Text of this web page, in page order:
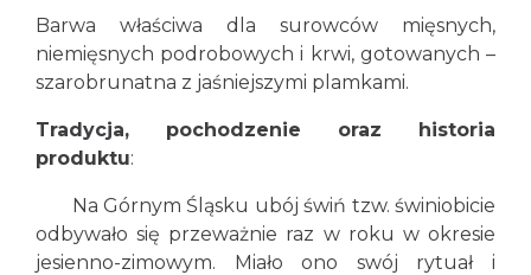
Barwa właściwa dla surowców mięsnych,
niemięsnych podrobowych i krwi, gotowanych –
szarobrunatna z jaśniejszymi plamkami.
Tradycja, pochodzenie oraz historia
produktu:
Na Górnym Śląsku ubój świń tzw. świniobicie
odbywało się przeważnie raz w roku w okresie
jesienno-zimowym. Miało ono swój rytuał i